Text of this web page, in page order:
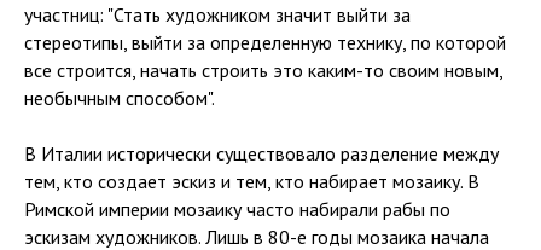
участниц: "Стать художником значит выйти за
стереотипы, выйти за определенную технику, по которой
все строится, начать строить это каким-то своим новым,
необычным способом".
В Италии исторически существовало разделение между
тем, кто создает эскиз и тем, кто набирает мозаику. В
Римской империи мозаику часто набирали рабы по
эскизам художников. Лишь в 80-е годы мозаика начала